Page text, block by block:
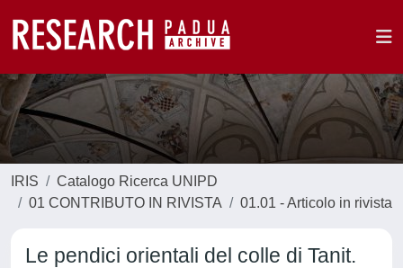
IRIS
Catalogo Ricerca UNIPD
01 CONTRIBUTO IN RIVISTA
01.01 - Articolo in rivista
Le pendici orientali del colle di Tanit.